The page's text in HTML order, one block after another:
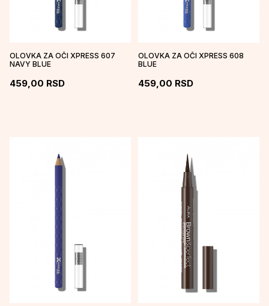
OLOVKA ZA OČI XPRESS 607
NAVY BLUE
459,00 RSD
OLOVKA ZA OČI XPRESS 608
BLUE
459,00 RSD